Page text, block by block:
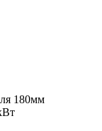
180мм